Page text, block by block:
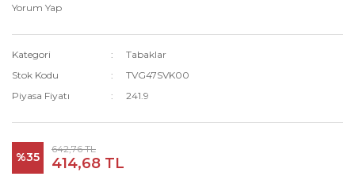
Yorum Yap
Kategori
Tabaklar
Stok Kodu
TVG47SVK00
Piyasa Fiyatı
241.9
%35
642,76 TL
414,68 TL